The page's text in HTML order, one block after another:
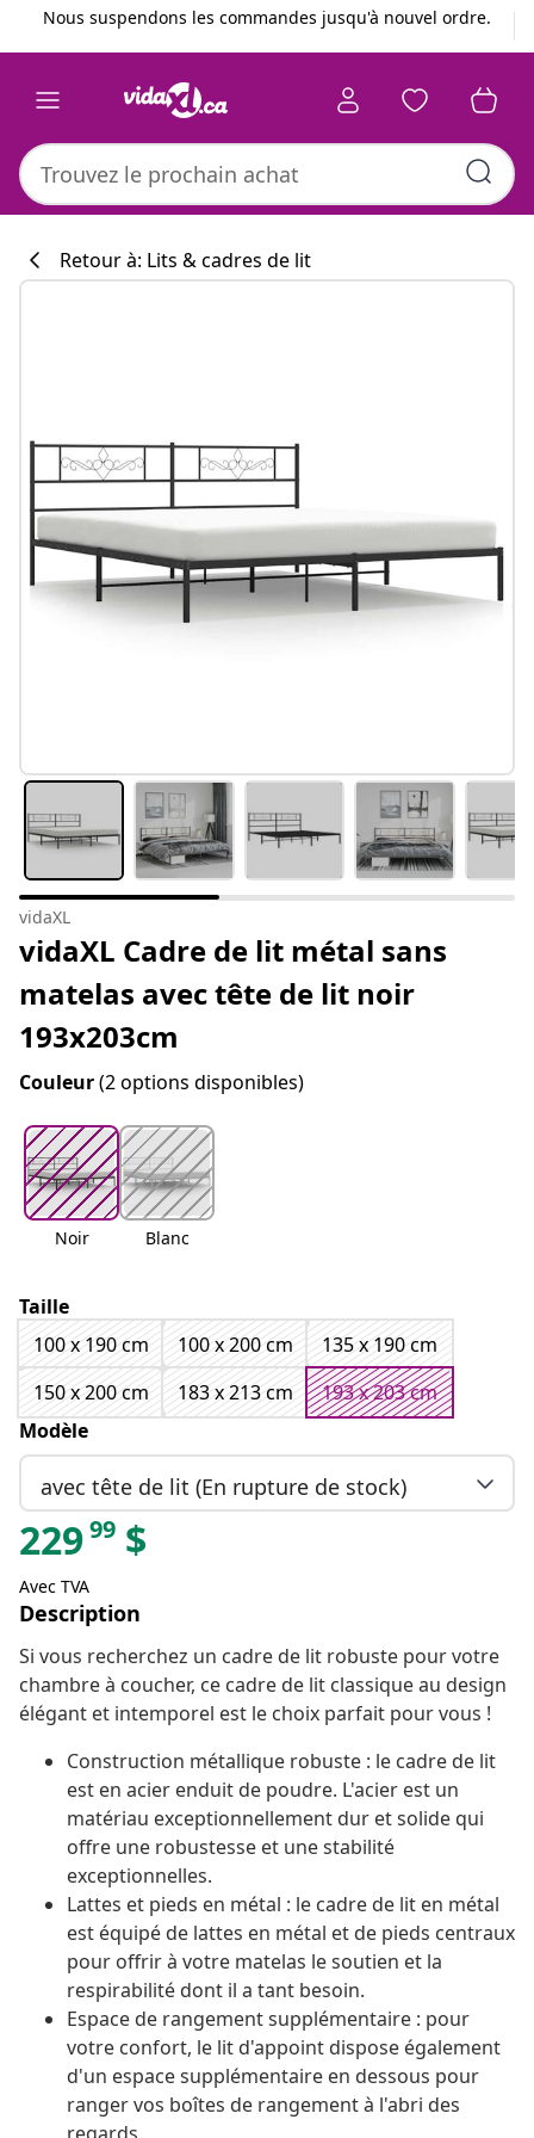
Précédent
Suivant
Nous suspendons les commandes jusqu'à nouvel ordre.
Retour à: Lits & cadres de lit
vidaXL
vidaXL Cadre de lit métal sans
matelas avec tête de lit noir
193x203cm
Couleur(2 options disponibles)
Noir Blanc
Taille
100 x 190 cm
100 x 200 cm
135 x 190 cm
150 x 200 cm
183 x 213 cm
193 x 203 cm
Modèle
avec tête de lit (En rupture de stock)
22999 $
Avec TVA
Description
Si vous recherchez un cadre de lit robuste pour votre
chambre à coucher, ce cadre de lit classique au design
élégant et intemporel est le choix parfait pour vous !
Construction métallique robuste : le cadre de lit
est en acier enduit de poudre. L'acier est un
matériau exceptionnellement dur et solide qui
offre une robustesse et une stabilité
exceptionnelles.
Lattes et pieds en métal : le cadre de lit en métal
est équipé de lattes en métal et de pieds centraux
pour offrir à votre matelas le soutien et la
respirabilité dont il a tant besoin.
Espace de rangement supplémentaire : pour
votre confort, le lit d'appoint dispose également
d'un espace supplémentaire en dessous pour
ranger vos boîtes de rangement à l'abri des